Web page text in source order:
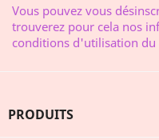
Vous pouvez vous
trouverez pour cela nos
conditions d'utilisation du
PRODUITS